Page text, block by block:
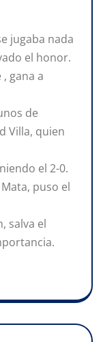
jugaba nada
el honor.
gana a
de
Villa, quien
el 2-0.
puso el
salva el